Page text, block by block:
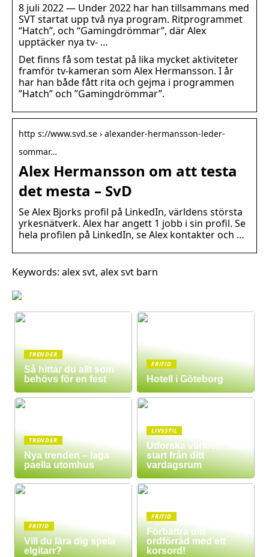
8 juli 2022 — Under 2022 har han tillsammans med
SVT startat upp två nya program. Ritprogrammet
“Hatch”, och “Gamingdrömmar”, där Alex
upptäcker nya tv- …
Det finns få som testat på lika mycket aktiviteter
framför tv-kameran som Alex Hermansson. I år
har han både fått rita och gejma i programmen
”Hatch” och ”Gamingdrömmar”.
http s://www.svd.se › alexander-hermansson-leder-
sommar…
Alex Hermansson om att testa
det mesta – SvD
Se Alex Bjorks profil på LinkedIn, världens största
yrkesnätverk. Alex har angett 1 jobb i sin profil. Se
hela profilen på LinkedIn, se Alex kontakter och …
Keywords: alex svt, alex svt barn
TRENDER
Så hittar du allt som
behövs för en fest
FRITID
Hotell i Göteborg
TRENDER
Nya trenden – laga
paella utomhus
LIVSSTIL
Utforska världen med
start från ditt
vardagsrum
FRITID
Vill du lära dig spela
elgitarr?
FRITID
Förbättra ditt
ordförråd med ett
korsord!